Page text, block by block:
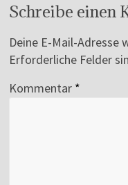
Schreibe einen
Deine E-Mail-
Erforderliche Felder
Kommentar *